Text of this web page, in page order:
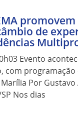
de
Evento
com programação
Por Gustavo
Nos dias